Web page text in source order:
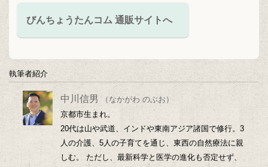
びんちょうたんコム 通販サイトへ
執筆者紹介
中川信男
（なかがわ のぶお）
京都市生まれ。
20代は山や武道、インドや東南アジア諸国で修行。3
人の介護、5人の子育てを通じ、東西の自然療法に親
しむ。 ただし、最新科学と医学の進化も否定せず、